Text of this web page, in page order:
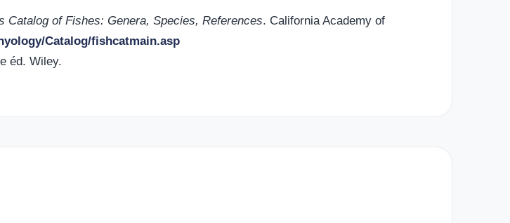
Catalog of Fishes: Genera, Species, References. California Academy of
Catalog/fishcatmain.asp
éd. Wiley.